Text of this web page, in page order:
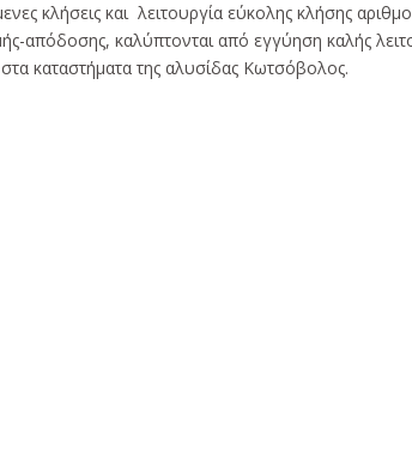
κλήσεις και λειτουργία εύκολης κλήσης
απόδοσης, καλύπτονται από εγγύηση καλής
στα καταστήματα της αλυσίδας Κωτσόβολος.